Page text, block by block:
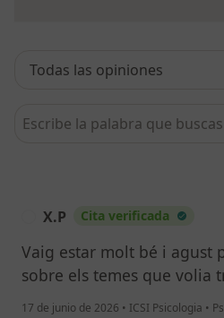
Busca en opiniones
X.P Cita verificada
Vaig estar molt bé i agust
sobre els temes que volia
17 de junio de 2026 • ICSI Psicologia •